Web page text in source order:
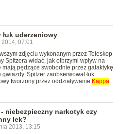
łuk uderzeniowy
07:01
zdjęciu wykonanym przez Teleskop
Spitzera widać, jak olbrzymi wpływ na
mają pędzące swobodnie przez galaktykę
Spitzer zaobserwował łuk
tworzony przez oddziaływanie Kappa
- niebezpieczny narkotyk czy
lek?
2013, 13:15